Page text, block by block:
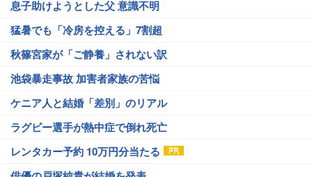
息子助けようとした父 意識不明
猛暑でも「冷房を控える」7割超
秋篠宮家が「ご静養」されない訳
池袋暴走事故 加害者家族の苦悩
ケニア人と結婚「差別」のリアル
ラグビー選手が熱中症で倒れ死亡
レンタカー予約 10万円分当たる